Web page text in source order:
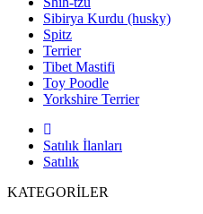
Sibirya Kurdu (husky)
Spitz
Terrier
Tibet Mastifi
Toy Poodle
Yorkshire Terrier
Satılık İlanları
Satılık
KATEGORİLER